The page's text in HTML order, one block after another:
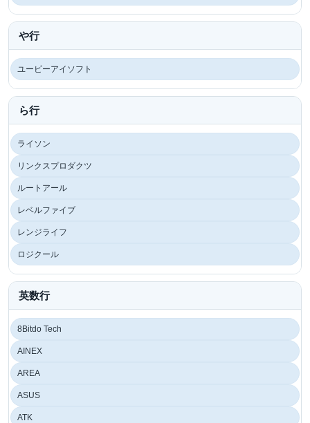
や行
ユービーアイソフト
ら行
ライソン
リンクスプロダクツ
ルートアール
レベルファイブ
レンジライフ
ロジクール
英数行
8Bitdo Tech
AINEX
AREA
ASUS
ATK